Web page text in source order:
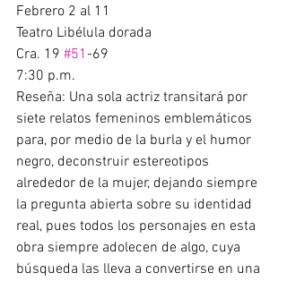
Febrero 2 al 11
Teatro Libélula dorada
Cra. 19 #51 -69
7:30 p.m.
Reseña: Una sola actriz transitará por
siete relatos femeninos emblemáticos
para, por medio de la burla y el humor
negro, deconstruir estereotipos
alrededor de la mujer, dejando siempre
la pregunta abierta sobre su identidad
real, pues todos los personajes en esta
obra siempre adolecen de algo, cuya
búsqueda las lleva a convertirse en una